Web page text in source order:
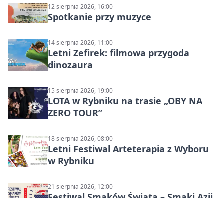
12 sierpnia 2026, 16:00
Spotkanie przy muzyce
14 sierpnia 2026, 11:00
Letni Zefirek: filmowa przygoda
dinozaura
15 sierpnia 2026, 19:00
LOTA w Rybniku na trasie „OBY NA
ZERO TOUR”
18 sierpnia 2026, 08:00
Letni Festiwal Arteterapia z Wyboru
w Rybniku
21 sierpnia 2026, 12:00